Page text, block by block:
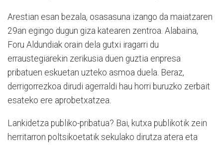
Arestian esan bezala, osasasuna izango da maiatzaren
29an egingo dugun giza katearen zentroa. Alabaina,
Foru Aldundiak orain dela gutxi iragarri du
erraustegiarekin zerikusia duen guztia enpresa
pribatuen eskuetan uzteko asmoa duela. Beraz,
derrigorrezkoa dirudi agerraldi hau horri buruzko zerbait
esateko ere aprobetxatzea.
Lankidetza publiko-pribatua? Bai, kutxa publikotik zein
herritarron poltsikoetatik sekulako dirutza atera eta